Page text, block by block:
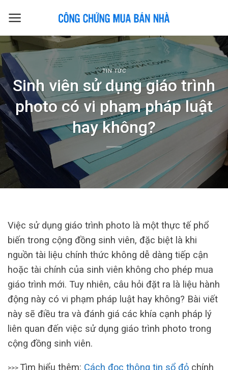
TIN TỨC
Sinh viên sử dụng giáo trình
photo có vi phạm pháp luật
hay không?
Việc sử dụng giáo trình photo là một thực tế phổ
biến trong cộng đồng sinh viên, đặc biệt là khi
nguồn tài liệu chính thức không dễ dàng tiếp cận
hoặc tài chính của sinh viên không cho phép mua
giáo trình mới. Tuy nhiên, câu hỏi đặt ra là liệu hành
động này có vi phạm pháp luật hay không? Bài viết
này sẽ điều tra và đánh giá các khía cạnh pháp lý
liên quan đến việc sử dụng giáo trình photo trong
cộng đồng sinh viên.
>>> Tìm hiểu thêm: Cách đọc thông tin sổ đỏ chính